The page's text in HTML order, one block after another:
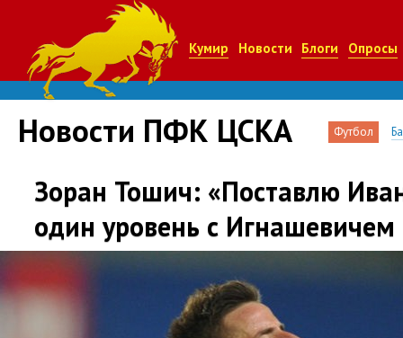
Кумир Новости Блоги Опросы
Новости ПФК ЦСКА Футбол
Зоран Тошич: «Поставлю
один уровень с